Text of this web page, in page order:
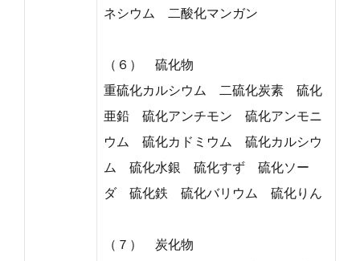
ネシウム 二酸化マンガン
（６） 硫化物
重硫化カルシウム 二硫化炭素 硫化
亜鉛 硫化アンチモン 硫化アンモニ
ウム 硫化カドミウム 硫化カルシウ
ム 硫化水銀 硫化すず 硫化ソー
ダ 硫化鉄 硫化バリウム 硫化りん
（７） 炭化物